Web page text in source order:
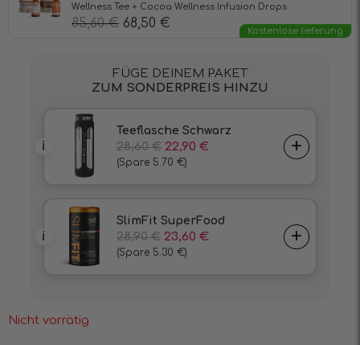
Wellness Tee + Cocoa Wellness Infusion Drops
85,60€ 68,50 €
Kostenlose lieferung
Nicht vorrätig